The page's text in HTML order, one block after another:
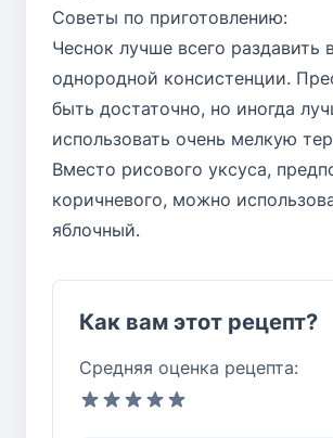
Советы по приготовлению:
Чеснок лучше всего раздавить
однородной консистенции.
быть достаточно, но иногда
использовать очень мелкую
Вместо рисового уксуса,
коричневого, можно
яблочный.
Как вам этот рецепт?
Средняя оценка рецепта: